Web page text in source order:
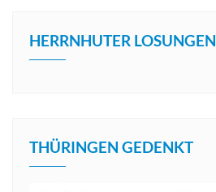
HERRNHUTER LOSUNGEN
THÜRINGEN GEDENKT